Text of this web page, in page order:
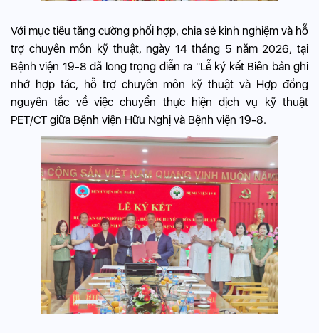
Với mục tiêu tăng cường phối hợp, chia sẻ kinh nghiệm và hỗ
trợ chuyên môn kỹ thuật, ngày 14 tháng 5 năm 2026, tại
Bệnh viện 19-8 đã long trọng diễn ra "Lễ ký kết Biên bản ghi
nhớ hợp tác, hỗ trợ chuyên môn kỹ thuật và Hợp đồng
nguyên tắc về việc chuyển thực hiện dịch vụ kỹ thuật
PET/CT giữa Bệnh viện Hữu Nghị và Bệnh viện 19-8.